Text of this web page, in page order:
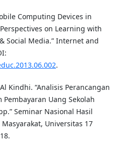
Computing Devices in
on Learning with
Social Media.” Internet and
.
Kindhi. “Analisis Perancangan
Uang Sekolah
Seminar Nasional Hasil
Universitas 17